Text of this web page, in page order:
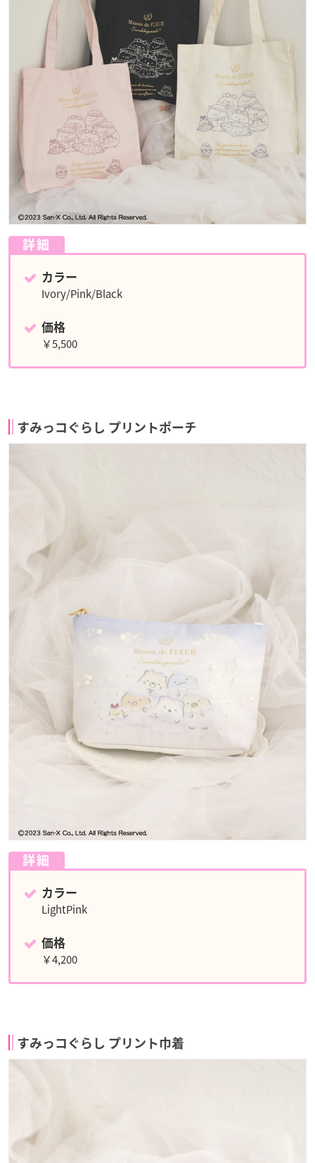
詳細
カラー
Ivory/Pink/Black
価格
￥5,500
すみっコぐらし プリントポーチ
詳細
カラー
LightPink
価格
￥4,200
すみっコぐらし プリント巾着